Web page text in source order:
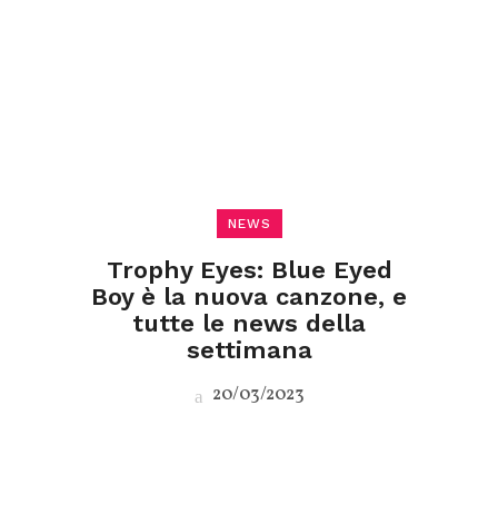
NEWS
Trophy Eyes: Blue Eyed
Boy è la nuova canzone, e
tutte le news della
settimana
20/03/2023